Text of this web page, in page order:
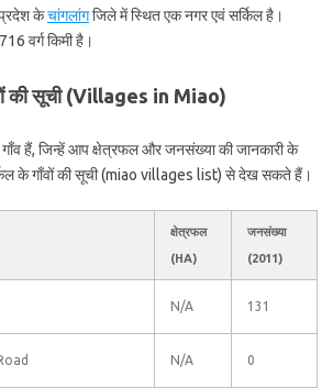
केचांगलांगजिले में स्थित एक नगर एवं सर्किल है।
वर्ग किमी है।
की सूची (Villages in Miao)
हैं, जिन्हें आप क्षेत्रफल और जनसंख्या की जानकारी के
के गाँवों की सूची (miao villages list) से देख सकते हैं।
क्षेत्रफल
(HA)
जनसंख्या
(2011)
N/A 131
N/A 0